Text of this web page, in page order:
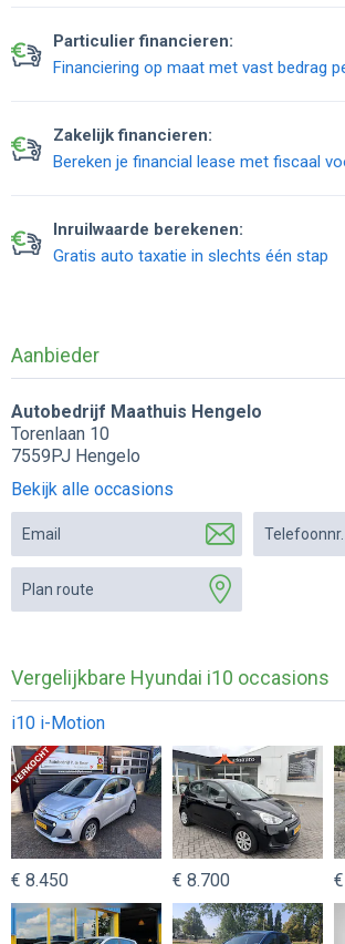
Particulier financieren:
Financiering op maat met vast bedrag
Zakelijk financieren:
Bereken je financial lease met fiscaal
Inruilwaarde berekenen:
Gratis auto taxatie in slechts één stap
Aanbieder
Autobedrijf Maathuis Hengelo
Torenlaan 10
7559PJ Hengelo
Bekijk alle occasions
Email Telefoonnr.
Plan route
Vergelijkbare Hyundai i10 occasions
i10 i-Motion
€ 8.450 € 8.700